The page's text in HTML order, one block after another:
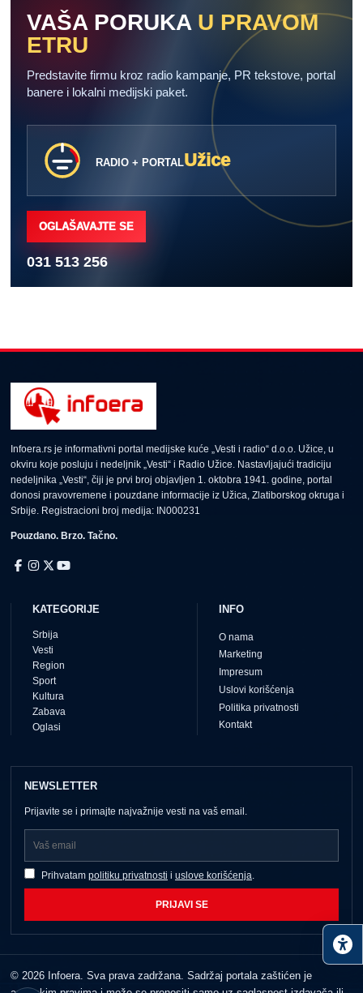
VAŠA PORUKA U PRAVOM
ETRU
Predstavite firmu kroz radio kampanje, PR tekstove, portal
banere i lokalni medijski paket.
RADIO + PORTALUžice
OGLAŠAVAJTE SE
031 513 256
Infoera.rs je informativni portal medijske kuće „Vesti i radio“ d.o.o. Užice, u
okviru koje posluju i nedeljnik „Vesti“ i Radio Užice. Nastavljajući tradiciju
nedeljnika „Vesti“, čiji je prvi broj objavljen 1. oktobra 1941. godine, portal
donosi pravovremene i pouzdane informacije iz Užica, Zlatiborskog okruga i
Srbije. Registracioni broj medija: IN000231
Pouzdano. Brzo. Tačno.
KATEGORIJE
Srbija
Vesti
Region
Sport
Kultura
Zabava
Oglasi
INFO
O nama
Marketing
Impresum
Uslovi korišćenja
Politika privatnosti
Kontakt
NEWSLETTER
Prijavite se i primajte najvažnije vesti na vaš email.
Prihvatam politiku privatnosti i uslove korišćenja.
PRIJAVI SE
© 2026 Infoera. Sva prava zadržana. Sadržaj portala zaštićen je